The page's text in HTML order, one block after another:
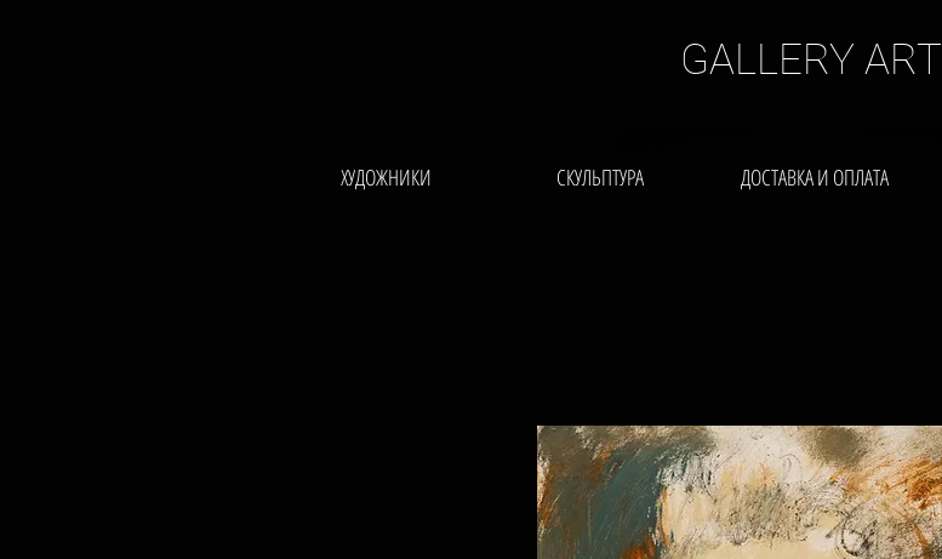
GALLERY ART
ДОСТАВКА И ОПЛАТА
СКУЛЬПТУРА
ХУДОЖНИКИ